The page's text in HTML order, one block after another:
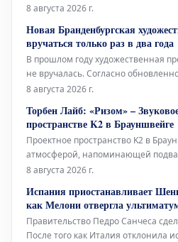
открывшуюся Галерею Аполлона в
Берлинского Фольксбюне,
открытый бассейн. Дебаты во
8 августа 2026 г.
Новая Бранденбургская
вручаться только раз в два года
В прошлом году художественная
не вручалась. Согласно
премия будет присуждаться только
утверждая новую структуру
всестороннюю поддержку
8 августа 2026 г.
Торбен Лайб: «Ризом» –
пространстве K2 в Брауншвейге
Проектное пространство K2 в
атмосферой, напоминающей
стены, высоко расположенные
окружении норвежский звуковой
представляет свою ин
8 августа 2026 г.
Испания приостанавливает
как Мелони отвергла
Правительство Педро Санчеса
После того как Италия отклонила